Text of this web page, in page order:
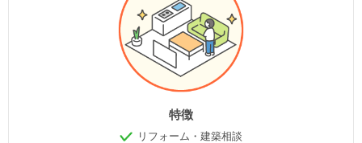
特徴
リフォーム・建築相談